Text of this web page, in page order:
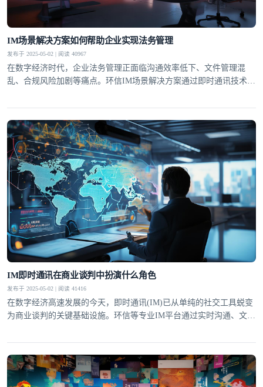
IM场景解决方案如何帮助企业实现法务管理
发布于 2025-05-02 | 阅读 40967
在数字经济时代，企业法务管理正面临沟通效率低下、文件管理混
乱、合规风险加剧等痛点。环信IM场景解决方案通过即时通讯技术重
理。这种基于即时通讯的协同模式，不仅提升了法务响应速度，更通
过结构化数据沉淀构建了企业法律知识库，为合规经营提供智能支
撑。合同全生命周期管理环信IM解决方案将合同管
IM即时通讯在商业谈判中扮演什么角色
发布于 2025-05-02 | 阅读 41416
在数字经济高速发展的今天，即时通讯(IM)已从单纯的社交工具蜕变
为商业谈判的关键基础设施。环信等专业IM平台通过实时沟通、文件
变革不仅体现在谈判节奏的加快，更深刻改变了商业协作的模式与决
策机制。提升谈判效率IM即时通讯最显著的价值在于大幅压缩了传统
商业谈判的时间成本。通过环信平台，谈判双方可以突破
我已阅读并同意通讯云服务条款 通讯云隐私政策
不了，谢谢
登录即时通讯云
登录客服云